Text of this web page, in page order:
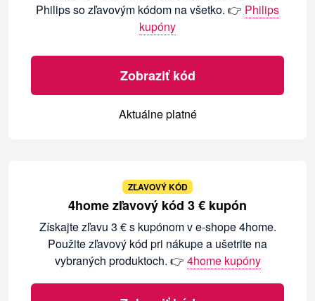
Philips so zľavovým kódom na všetko. 👉 Philips
kupóny
Zobraziť kód
Aktuálne platné
ZĽAVOVÝ KÓD
4home zľavový kód 3 € kupón
Získajte zľavu 3 € s kupónom v e-shope 4home.
Použite zľavový kód pri nákupe a ušetrite na
vybraných produktoch. 👉 4home kupóny